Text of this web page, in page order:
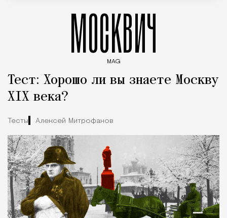
МОСКВИЧ
MAG
Тест: Хорошо ли вы знаете Москву
XIX века?
Тесты Алексей Митрофанов